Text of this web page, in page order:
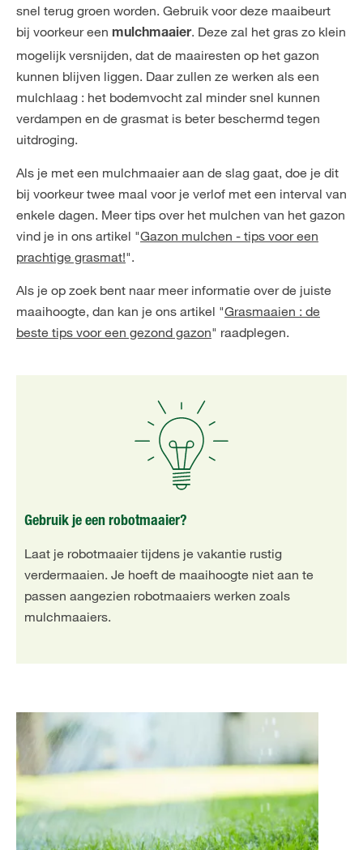
snel terug groen worden. Gebruik voor deze maaibeurt
bij voorkeur een mulchmaaier. Deze zal het gras zo klein
mogelijk versnijden, dat de maairesten op het gazon
kunnen blijven liggen. Daar zullen ze werken als een
mulchlaag : het bodemvocht zal minder snel kunnen
verdampen en de grasmat is beter beschermd tegen
uitdroging.
Als je met een mulchmaaier aan de slag gaat, doe je dit
bij voorkeur twee maal voor je verlof met een interval van
enkele dagen. Meer tips over het mulchen van het gazon
vind je in ons artikel "Gazon mulchen - tips voor een
prachtige grasmat!".
Als je op zoek bent naar meer informatie over de juiste
maaihoogte, dan kan je ons artikel "Grasmaaien : de
beste tips voor een gezond gazon" raadplegen.
Gebruik je een robotmaaier?
Laat je robotmaaier tijdens je vakantie rustig
verdermaaien. Je hoeft de maaihoogte niet aan te
passen aangezien robotmaaiers werken zoals
mulchmaaiers.